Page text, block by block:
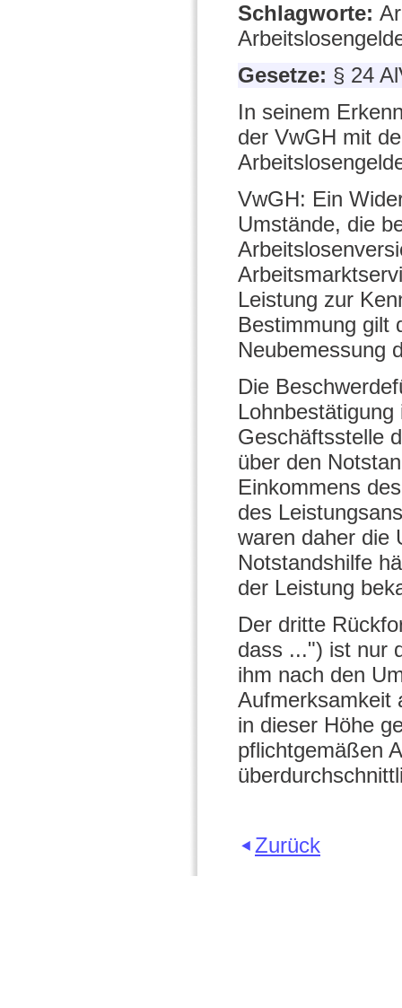
Schlagworte:
Gesetze: § 24
In seinem
der VwGH mit
VwGH: Ein
Umstände, die
Leistung zur
Bestimmung gilt
Neubemessung
Die
Geschäftsstelle
über den
Einkommens
des
waren daher die
Notstandshilfe
der Leistung
Der dritte
dass ...") ist nur
ihm nach den
Aufmerksamkeit
in dieser Höhe
pflichtgemäßen
Zurück